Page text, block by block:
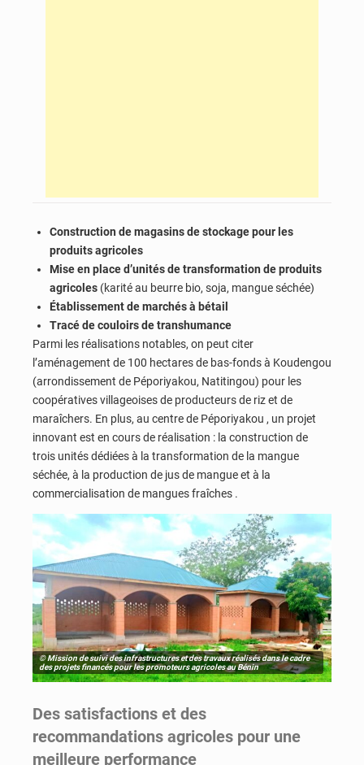
Construction de magasins de stockage pour les
produits agricoles
Mise en place d’unités de transformation de produits
agricoles (karité au beurre bio, soja, mangue séchée)
Établissement de marchés à bétail
Tracé de couloirs de transhumance
Parmi les réalisations notables, on peut citer
l’aménagement de 100 hectares de bas-fonds à Koudengou
(arrondissement de Péporiyakou, Natitingou) pour les
coopératives villageoises de producteurs de riz et de
maraîchers. En plus, au centre de Péporiyakou , un projet
innovant est en cours de réalisation : la construction de
trois unités dédiées à la transformation de la mangue
séchée, à la production de jus de mangue et à la
commercialisation de mangues fraîches .
© Mission de suivi des infrastructures et des travaux réalisés dans le cadre
des projets financés pour les promoteurs agricoles au Bénin
Des satisfactions et des
recommandations agricoles pour une
meilleure performance